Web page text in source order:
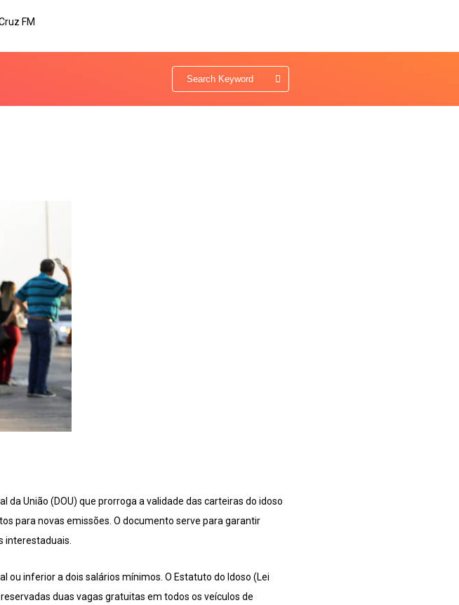
União (DOU) que prorroga a validade das carteiras do idoso
para novas emissões. O documento serve para garantir
interestaduais.
ou inferior a dois salários mínimos. O Estatuto do Idoso (Lei
duas vagas gratuitas em todos os veículos de